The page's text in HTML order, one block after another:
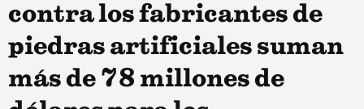
contra los fabricantes de
piedras artificiales suman
más de 78 millones de